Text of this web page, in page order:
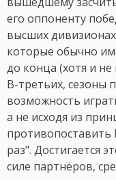
его оппоненту
высших
которые обычно
до конца (хотя и не
В-третьих, сезоны
возможность
а не исходя из
противопоставить
раз". Достигается
силе партнёров,